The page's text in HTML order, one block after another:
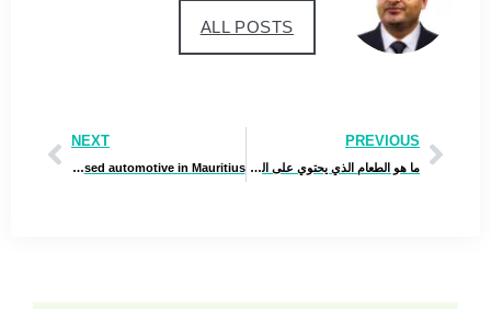
ALL POSTS
PREVIOUS
ما هو الطعام الذي يحتوي على الكالسيوم بكثرة
NEXT
Shopping for effortlessly Japanese used automotive in Mauritius